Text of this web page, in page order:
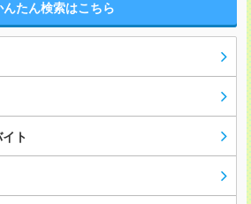
んたん検索はこちら
ト